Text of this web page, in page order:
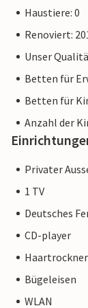
Haustiere: 0
Renoviert:
Unser
Betten für
Betten für
Anzahl der
Privater
1 TV
Deutsches
CD-player
Haartrockner
Bügeleisen
WLAN